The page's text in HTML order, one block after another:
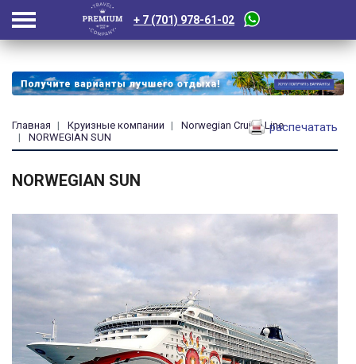
+ 7 (701) 978-61-02
Главная Круизные компании
Norwegian Cruise Line
NORWEGIAN SUN
распечатать
NORWEGIAN SUN